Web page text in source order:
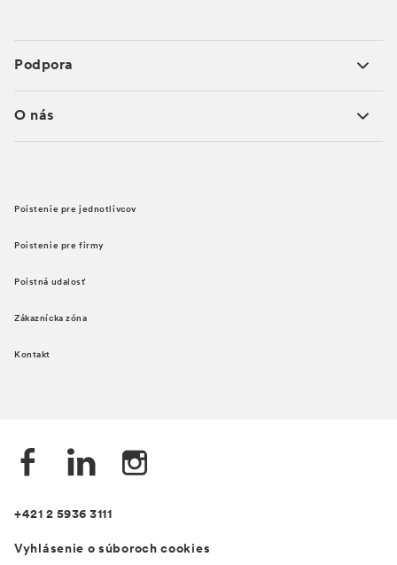
Podpora
O nás
Poistenie pre jednotlivcov
Poistenie pre firmy
Poistná udalosť
Zákaznícka zóna
Kontakt
+421 2 5936 3111
Vyhlásenie o súboroch cookies